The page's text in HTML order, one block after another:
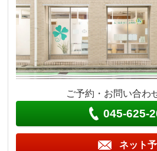
ご予約・お問い合わ
045-625-
ネット